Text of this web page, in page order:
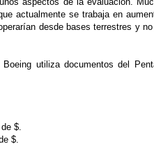
actualmente se trabaja en
desde bases terrestres y
utiliza documentos del
$.
$.